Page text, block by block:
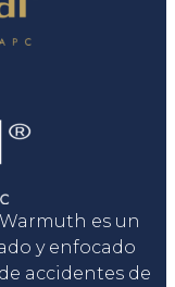
es un
y enfocado
accidentes de